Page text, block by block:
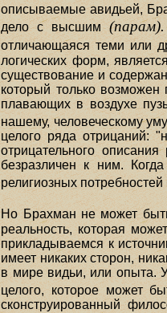
описываемые авидьей,
дело с высшим(парам).
отличающаяся теми или
логических форм,
существование и
который только
плавающих в воздухе
нашему, человеческому
целого ряда отрицаний:
отрицательного
безразличен к ним.
религиозных
Но Брахман не может
реальность, которая
прикладываемся к
имеет никаких сторон,
в мире видьи, или опыта.
целого, которое может
сконструированный